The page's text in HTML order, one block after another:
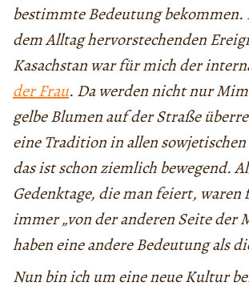
bestimmte Bedeutung bekommen.
dem Alltag hervorstechenden
Kasachstan war für mich der
der Frau. Da werden nicht nur
gelbe Blumen auf der Straße
eine Tradition in allen
das ist schon ziemlich bewegend.
Gedenktage, die man feiert,
immer „von der anderen Seite der
haben eine andere Bedeutung als
Nun bin ich um eine neue Kultur